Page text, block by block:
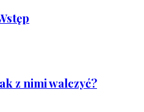
z nimi walczyć?